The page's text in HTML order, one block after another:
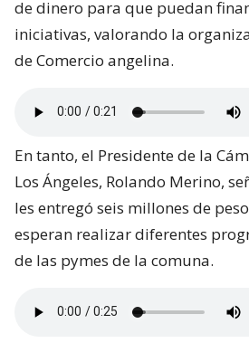
de dinero para que puedan
iniciativas, valorando la
de Comercio angelina.
En tanto, el Presidente de la
Los Ángeles, Rolando Merino,
les entregó seis millones de
esperan realizar diferentes
de las pymes de la comuna.